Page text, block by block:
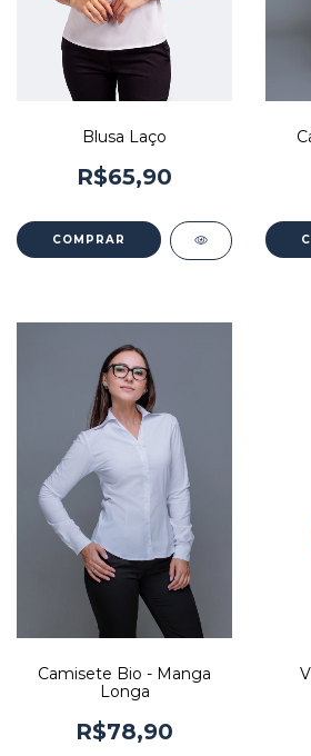
Blusa Laço
R$65,90
COMPRAR
Camisete Bio - Manga
Longa
R$78,90